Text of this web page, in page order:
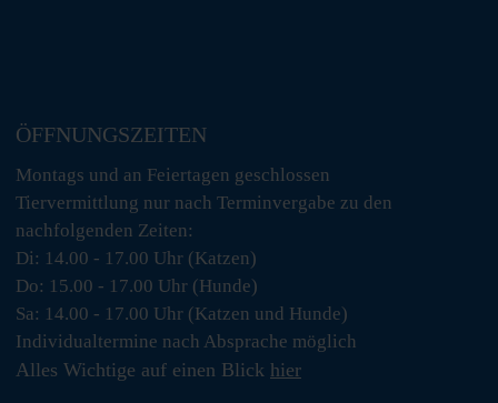
ÖFFNUNGSZEITEN
Montags und an Feiertagen geschlossen
Tiervermittlung nur nach Terminvergabe zu den
nachfolgenden Zeiten:
Di: 14.00 - 17.00 Uhr (Katzen)
Do: 15.00 - 17.00 Uhr (Hunde)
Sa: 14.00 - 17.00 Uhr (Katzen und Hunde)
Individualtermine nach Absprache möglich
Alles Wichtige auf einen Blick hier